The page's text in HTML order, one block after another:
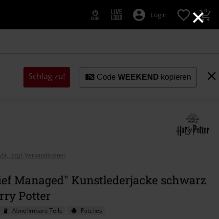
×
Login 0
Schlag zu! CodeWEEKEND kopieren
zzgl. Versandkosten
Managed" Kunstlederjacke schwarz
Potter
Abnehmbare Teile
Patches